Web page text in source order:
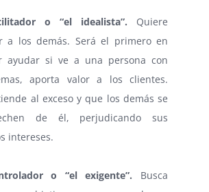
o “el idealista”. Quiere
a los demás. Será el primero en
ayudar si ve a una persona con
aporta valor a los clientes.
al exceso y que los demás se
de él, perjudicando sus
intereses.
o “el exigente”. Busca